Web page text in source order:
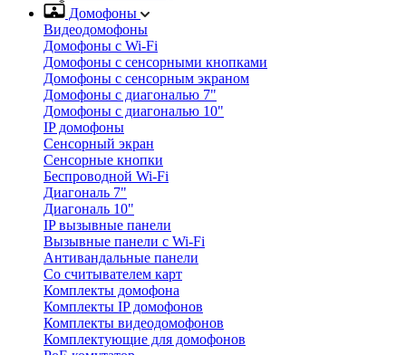
Домофоны
Видеодомофоны
Домофоны с Wi-Fi
Домофоны с сенсорными кнопками
Домофоны с сенсорным экраном
Домофоны с диагональю 7"
Домофоны с диагональю 10"
IP домофоны
Сенсорный экран
Сенсорные кнопки
Беспроводной Wi-Fi
Диагональ 7"
Диагональ 10"
IP вызывные панели
Вызывные панели с Wi-Fi
Антивандальные панели
Со считывателем карт
Комплекты домофона
Комплекты IP домофонов
Комплекты видеодомофонов
Комплектующие для домофонов